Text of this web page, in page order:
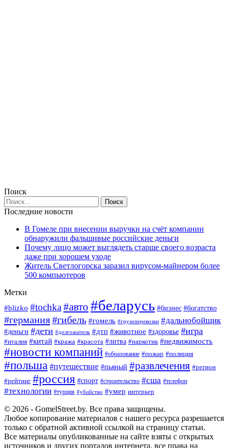
Поиск
Последние новости
В Гомеле при внесении выручки на счёт компании
обнаружили фальшивые российские деньги
Почему лицо может выглядеть старше своего возраста
даже при хорошем уходе
Житель Светлогорска заразил вирусом-майнером более
500 компьютеров
Метки
#blizko #tochka#авто #беларусь #бизнес #богатство
#германия#гибель #гомель #грузоперевозки #дальнобойщик
#деньги #дети #долгожитель #дтп #животное #здоровье #игра
#италия #китай #кража #красота #литва #наркотик #недвижимость
#новости компаний #образование #пожар #полиция
#польша #путешествие #пьяный #развлечения #регион
#рейтинг #россия #спорт #строительство #сша #телефон
#технологии #турция #убийство #умер интерьер
© 2026 - GomelStreet.by. Все права защищены.
Любое копирование материалов с нашего ресурса разрешается
только с обратной активной ссылкой на страницу статьи.
Все материалы опубликованные на сайте взяты с открытых
источников и других порталов интернета, все права на